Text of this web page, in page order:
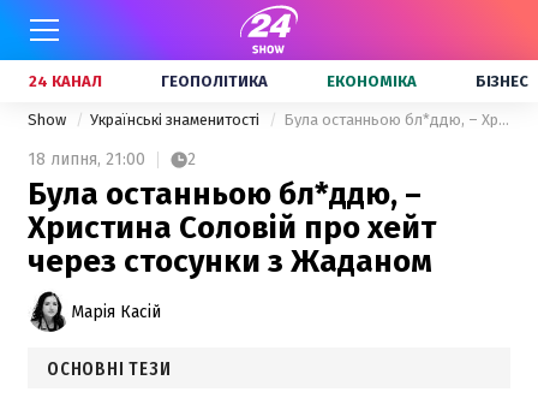
24 КАНАЛ ГЕОПОЛІТИКА ЕКОНОМІКА БІЗНЕС
Show Українські знаменитості Була останньою бл*ддю, – Христина Соловій про хейт через стосунки з Жаданом
18 липня, 21:00 2
Була останньою бл*ддю, –
Христина Соловій про хейт
через стосунки з Жаданом
Марія Касій
ОСНОВНІ ТЕЗИ